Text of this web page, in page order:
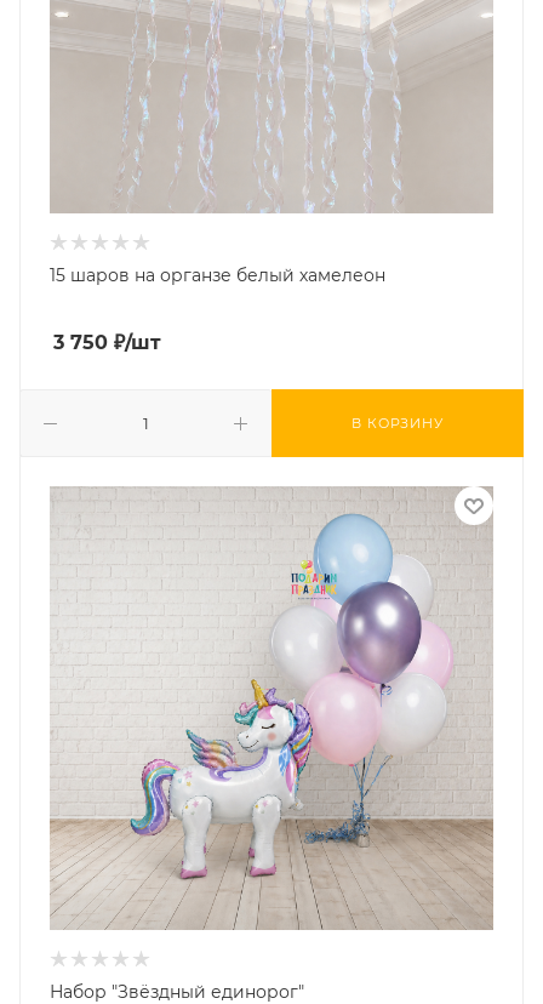
15 шаров на органзе белый хамелеон
3 750 ₽/шт
В КОРЗИНУ
Набор "Звёздный единорог"